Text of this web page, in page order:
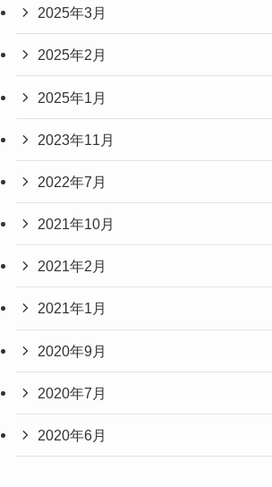
2025年3月
2025年2月
2025年1月
2023年11月
2022年7月
2021年10月
2021年2月
2021年1月
2020年9月
2020年7月
2020年6月